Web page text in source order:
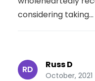
considering taking...
RD Russ D
October, 2021